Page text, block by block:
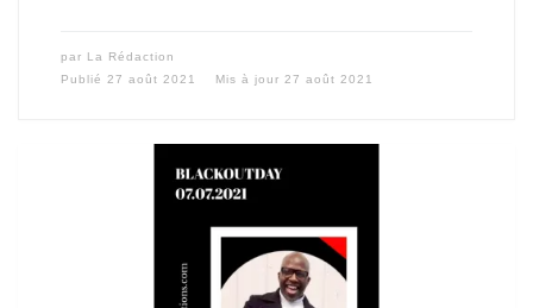
par La Rédaction
Publié 27 août 2021 Mis à jour 27 août 2021